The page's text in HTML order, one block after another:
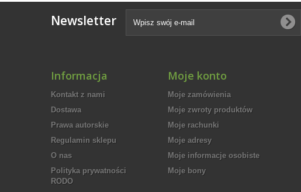
Newsletter
Informacja
Kontakt z nami
Dostawa
Prawa autorskie
Regulamin sklepu
O nas
Polityka prywatności
RODO
Moje konto
Moje zamówienia
Moje zwroty produktów
Moje rachunki
Moje adresy
Moje informacje osobiste
Moje bony